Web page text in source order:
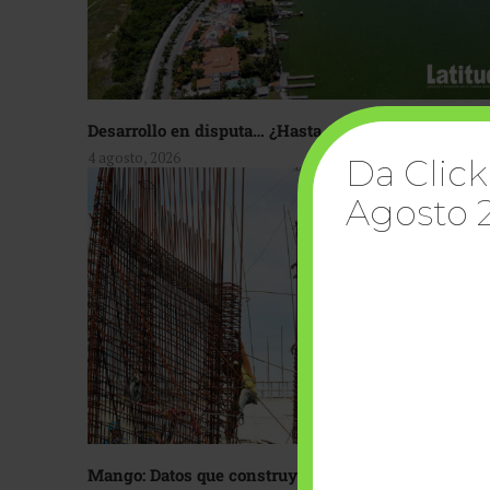
Desarrollo en disputa… ¿Hasta dónde crecer?
4 agosto, 2026
Mango: Datos que construyen confianza
Da
Agosto